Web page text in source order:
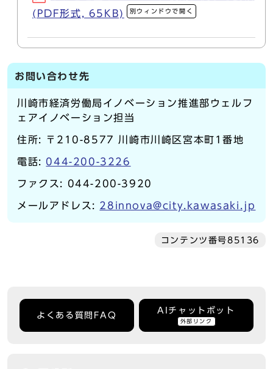
(PDF形式, 65KB)
別ウィンドウで開く
お問い合わせ先
川崎市経済労働局イノベーション推進部ウェルフ
ェアイノベーション担当
住所: 〒210-8577 川崎市川崎区宮本町1番地
電話: 044-200-3226
ファクス: 044-200-3920
メールアドレス: 28innova@city.kawasaki.jp
コンテンツ番号85136
よくある質問FAQ
AIチャットボット
外部リンク